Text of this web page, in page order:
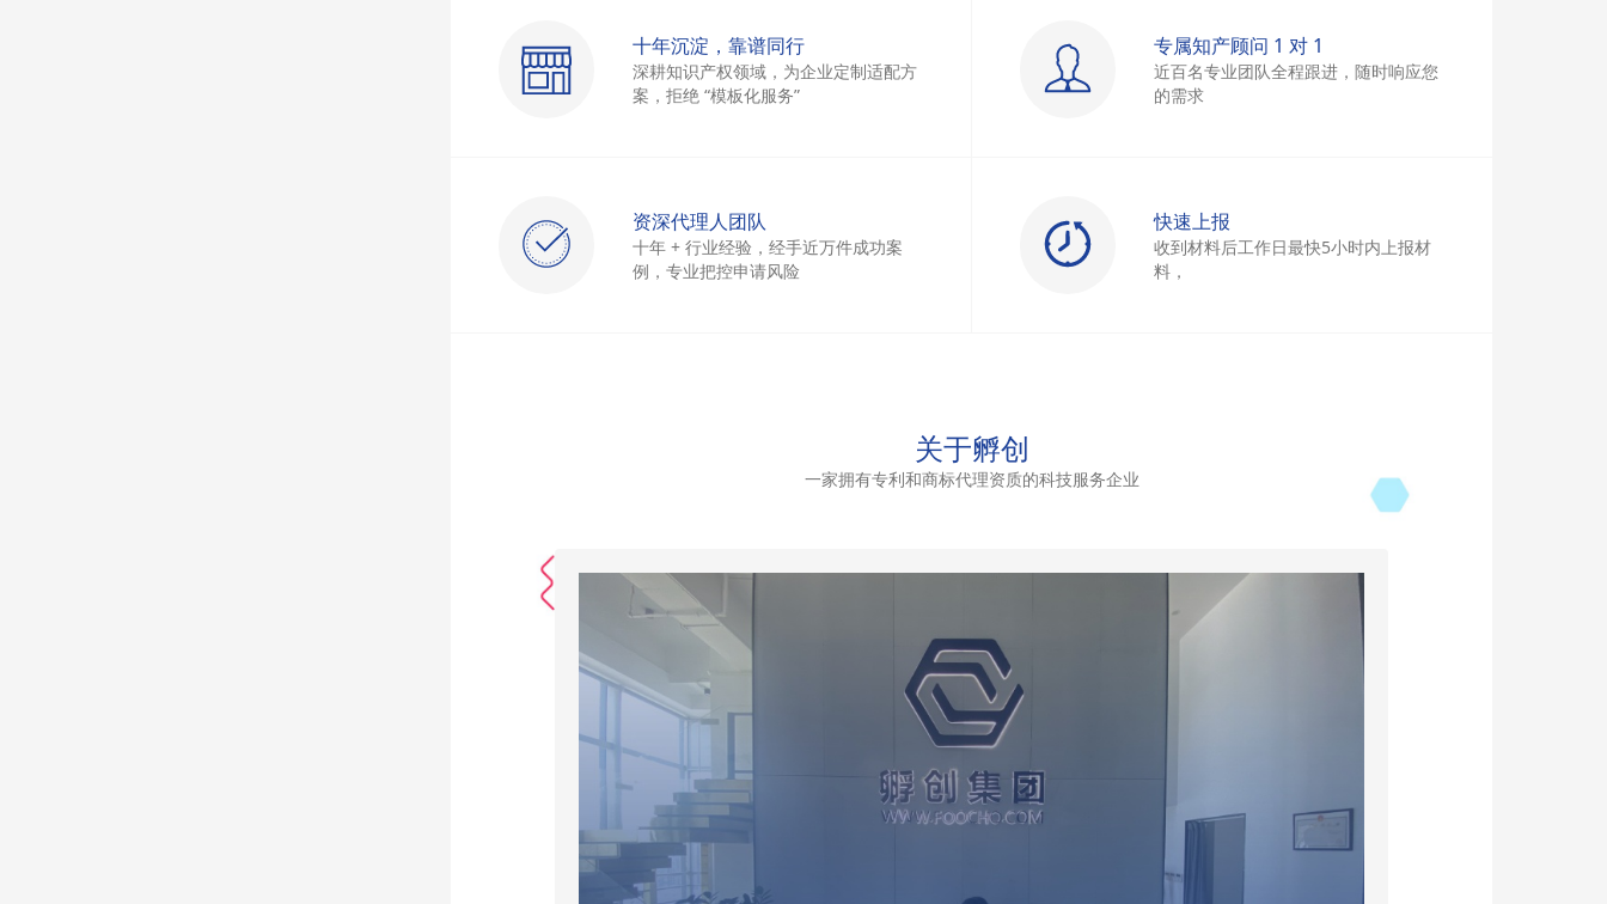
十年沉淀，靠谱同行
深耕知识产权领域，为企业定制适配方
案，拒绝 “模板化服务”
专属知产顾问 1 对 1
近百名专业团队全程跟进，随时响应您
的需求
资深代理人团队
十年 + 行业经验，经手近万件成功案
例，专业把控申请风险
快速上报
收到材料后工作日最快5小时内上报材
料，
关于孵创
一家拥有专利和商标代理资质的科技服务企业